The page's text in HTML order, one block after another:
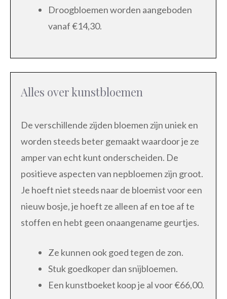
Droogbloemen worden aangeboden
vanaf €14,30.
Alles over kunstbloemen
De verschillende zijden bloemen zijn uniek en
worden steeds beter gemaakt waardoor je ze
amper van echt kunt onderscheiden. De
positieve aspecten van nepbloemen zijn groot.
Je hoeft niet steeds naar de bloemist voor een
nieuw bosje, je hoeft ze alleen af en toe af te
stoffen en hebt geen onaangename geurtjes.
Ze kunnen ook goed tegen de zon.
Stuk goedkoper dan snijbloemen.
Een kunstboeket koop je al voor €66,00.